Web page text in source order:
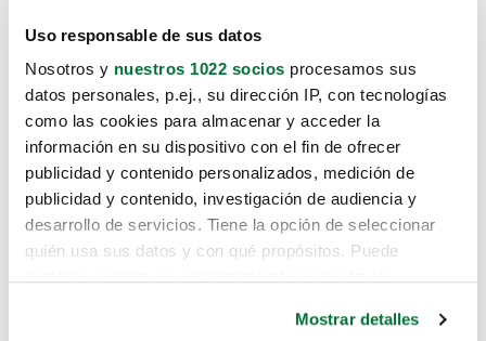
Uso responsable de sus datos
Nosotros y nuestros 1022 socios procesamos sus
datos personales, p.ej., su dirección IP, con tecnologías
como las cookies para almacenar y acceder la
información en su dispositivo con el fin de ofrecer
publicidad y contenido personalizados, medición de
publicidad y contenido, investigación de audiencia y
desarrollo de servicios. Tiene la opción de seleccionar
quién usa sus datos y con qué propósitos. Puede
Mostrar detalles
Lo sentimos, no sabemos como
te hemos traido hasta aquí.
Pero puedes encontrar el coche que estás
buscando en alguno de estos enlaces: